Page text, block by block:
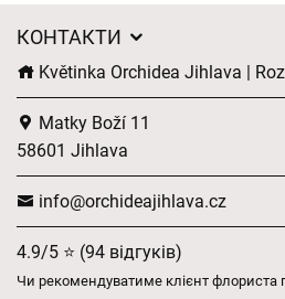
КОНТАКТИ
Květinka Orchidea Jihlava |
Matky Boží 11
58601 Jihlava
info@orchideajihlava.cz
4.9/5 ⭐ (94 відгуків)
Чи рекомендуватиме клієнт флориста